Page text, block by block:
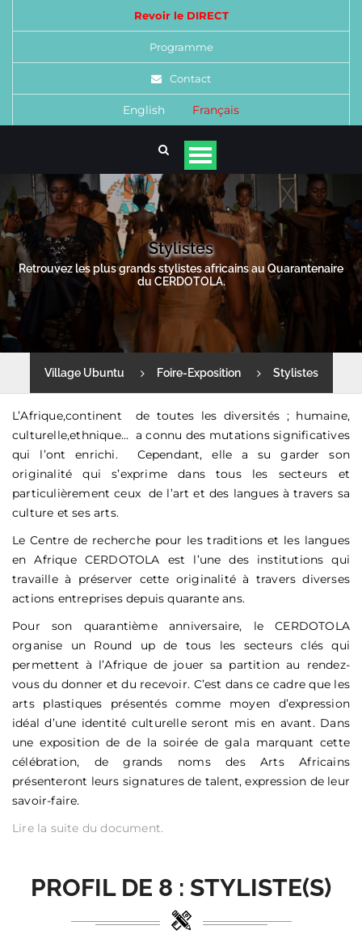
Revoir le DIRECT
Programme
Contact
English Français
Stylistes
Retrouvez les plus grands stylistes africains au Quarantenaire
du CERDOTOLA.
Village Ubuntu Foire-Exposition Stylistes
L’Afrique,continent de toutes les diversités ; humaine,
culturelle,ethnique… a connu des mutations significatives
qui l’ont enrichi. Cependant, elle a su garder son
originalité qui s’exprime dans tous les secteurs et
particulièrement ceux de l’art et des langues à travers sa
culture et ses arts.
Le Centre de recherche pour les traditions et les langues
en Afrique CERDOTOLA est l’une des institutions qui
travaille à préserver cette originalité à travers diverses
actions entreprises depuis quarante ans.
Pour son quarantième anniversaire, le CERDOTOLA
organise un Round up de tous les secteurs clés qui
permettent à l’Afrique de jouer sa partition au rendez-
vous du donner et du recevoir. C’est dans ce cadre que les
arts plastiques présentés comme moyen d’expression
idéal d’une identité culturelle seront mis en avant. Dans
une exposition de de la soirée de gala marquant cette
célébration, de grands noms des Arts Africains
présenteront leurs signatures de talent, expression de leur
savoir-faire.
Lire la suite du document.
PROFIL DE 8 : STYLISTE(S)